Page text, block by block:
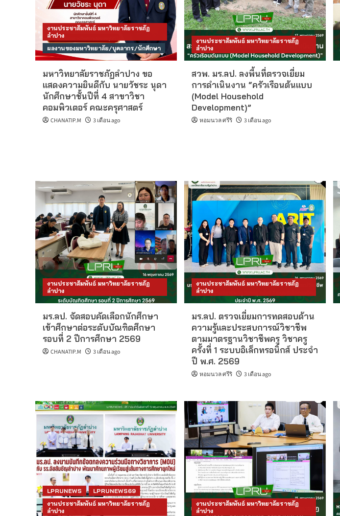
งานประชาสัมพันธ์ มหาวิทยาลัยราชภัฏ
ลำปาง
ผลงานของมหาวิทยาลัย/บุคลากร/นักศึกษา
มหาวิทยาลัยราชภัฏลำปาง ขอ
แสดงความยินดีกับ นายวัชระ นุดา
นักศึกษาชั้นปีที่ 4 สาขาวิชา
คอมพิวเตอร์ คณะครุศาสตร์
CHANATIP.M 3 เดือน ago
งานประชาสัมพันธ์ มหาวิทยาลัยราชภัฏ
ลำปาง
สวพ. มร.ลป. ลงพื้นที่ตรวจเยี่ยม
การดำเนินงาน “ครัวเรือนต้นแบบ
(Model Household
Development)”
หอมนวล ศรีริ 3 เดือน ago
งานประชาสัมพันธ์ มหาวิทยาลัยราชภัฏ
ลำปาง
มร.ลป. จัดสอบคัดเลือกนักศึกษา
เข้าศึกษาต่อระดับบัณฑิตศึกษา
รอบที่ 2 ปีการศึกษา 2569
CHANATIP.M 3 เดือน ago
งานประชาสัมพันธ์ มหาวิทยาลัยราชภัฏ
ลำปาง
มร.ลป. ตรวจเยี่ยมการทดสอบด้าน
ความรู้และประสบการณ์วิชาชีพ
ตามมาตรฐานวิชาชีพครู วิชาครู
ครั้งที่ 1 ระบบอิเล็กทรอนิกส์ ประจำ
ปี พ.ศ. 2569
หอมนวล ศรีริ 3 เดือน ago
LPRUNEWS
LPRUNEWS69
งานประชาสัมพันธ์ มหาวิทยาลัยราชภัฏ
ลำปาง
งานประชาสัมพันธ์ มหาวิทยาลัยราชภัฏ
ลำปาง